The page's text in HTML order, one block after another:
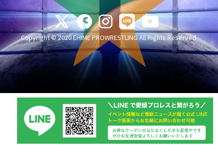
Copyright © 2020 EHIME PROWRESTLING All Rights Reserved.